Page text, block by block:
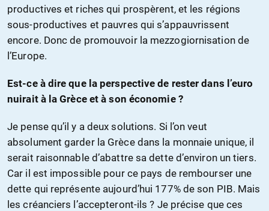
productives et riches qui prospèrent, et les régions
sous-productives et pauvres qui s’appauvrissent
encore. Donc de promouvoir la mezzogiornisation de
l’Europe.
Est-ce à dire que la perspective de rester dans l’euro
nuirait à la Grèce et à son économie ?
Je pense qu’il y a deux solutions. Si l’on veut
absolument garder la Grèce dans la monnaie unique, il
serait raisonnable d’abattre sa dette d’environ un tiers.
Car il est impossible pour ce pays de rembourser une
dette qui représente aujourd’hui 177% de son PIB. Mais
les créanciers l’accepteront-ils ? Je précise que ces